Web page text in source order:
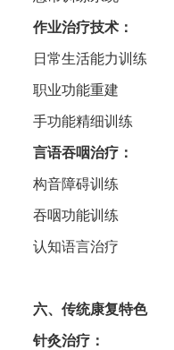
作业治疗技术‌：
日常生活能力训练
职业功能重建
手功能精细训练
言语吞咽治疗‌：
构音障碍训练
吞咽功能训练
认知语言治疗
六、传统康复特色
针灸治疗‌：